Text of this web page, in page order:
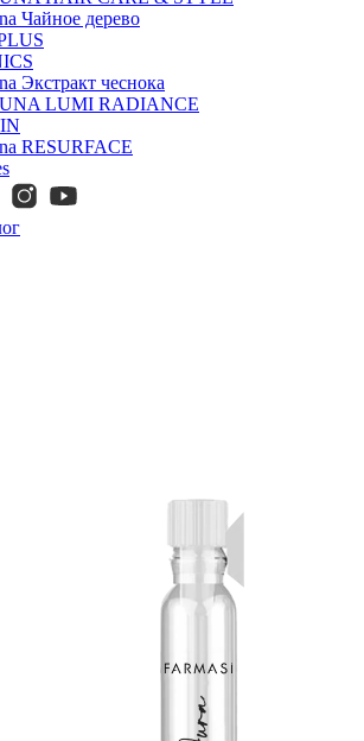
Чайное дерево
Экстракт чеснока
LUMI RADIANCE
RESURFACE